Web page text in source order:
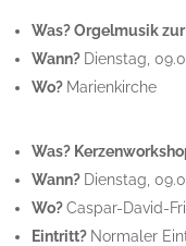
Was? Orgelmusik
Wann? Dienstag,
Wo? Marienkirche
Was?
Wann? Dienstag,
Wo?Caspar-David-
Eintritt? Normaler